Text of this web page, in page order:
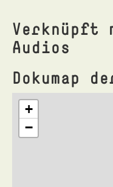
Verknüpft
Audios
Dokumap